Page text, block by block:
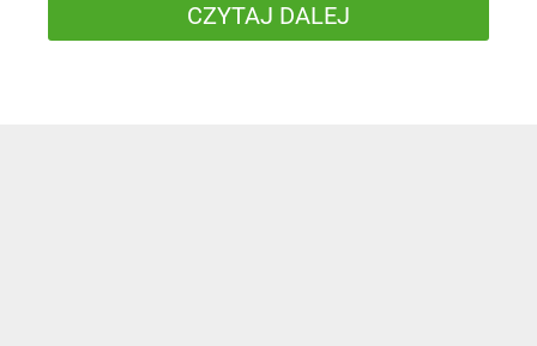
CZYTAJ DALEJ